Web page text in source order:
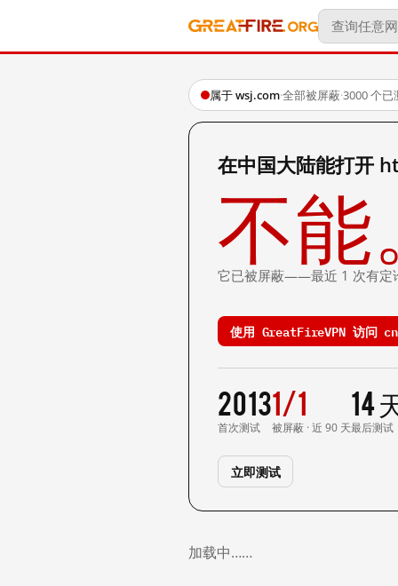
属于 wsj.com·全部被屏蔽·3000 个已
在中国大陆能打开
不能
它已被屏蔽——最近 1 次有定
使用 GreatFireVPN 访问
2013
首次测试
1/1
被屏蔽 · 近 90 天
14
最后测试
立即测试
加载中……